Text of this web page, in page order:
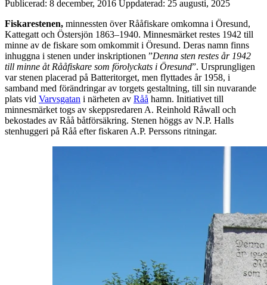
Publicerad: 8 december, 2016 Uppdaterad: 25 augusti, 2025
Fiskarestenen, minnessten över Rååfiskare omkomna i Öresund,
Kattegatt och Östersjön 1863–1940. Minnesmärket restes 1942 till
minne av de fiskare som omkommit i Öresund. Deras namn finns
inhuggna i stenen under inskriptionen ”Denna sten restes år 1942
till minne åt Rååfiskare som förolyckats i Öresund”. Ursprungligen
var stenen placerad på Batteritorget, men flyttades år 1958, i
samband med förändringar av torgets gestaltning, till sin nuvarande
plats vid Varvsgatan i närheten av Råå hamn. Initiativet till
minnesmärket togs av skeppsredaren A. Reinhold Råwall och
bekostades av Råå båtförsäkring. Stenen höggs av N.P. Halls
stenhuggeri på Råå efter fiskaren A.P. Perssons ritningar.